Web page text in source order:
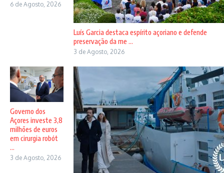
6 de Agosto, 2026
Luís Garcia destaca espírito açoriano e defende
preservação da me ...
3 de Agosto, 2026
Governo dos
Açores investe 3,8
milhões de euros
em cirurgia robót
...
3 de Agosto, 2026